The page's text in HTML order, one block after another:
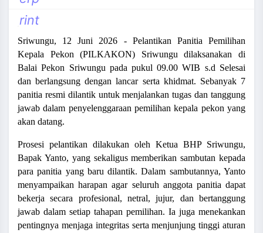
rint
Sriwungu, 12 Juni 2026 - Pelantikan Panitia Pemilihan
Kepala Pekon (PILKAKON) Sriwungu dilaksanakan di
Balai Pekon Sriwungu pada pukul 09.00 WIB s.d Selesai
dan berlangsung dengan lancar serta khidmat. Sebanyak 7
panitia resmi dilantik untuk menjalankan tugas dan tanggung
jawab dalam penyelenggaraan pemilihan kepala pekon yang
akan datang.
Prosesi pelantikan dilakukan oleh Ketua BHP Sriwungu,
Bapak Yanto, yang sekaligus memberikan sambutan kepada
para panitia yang baru dilantik. Dalam sambutannya, Yanto
menyampaikan harapan agar seluruh anggota panitia dapat
bekerja secara profesional, netral, jujur, dan bertanggung
jawab dalam setiap tahapan pemilihan. Ia juga menekankan
pentingnya menjaga integritas serta menjunjung tinggi aturan